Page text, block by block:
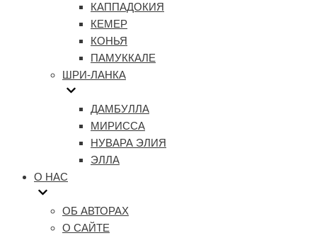
КАППАДОКИЯ
КЕМЕР
КОНЬЯ
ПАМУККАЛЕ
ШРИ-ЛАНКА
ДАМБУЛЛА
МИРИССА
НУВАРА ЭЛИЯ
ЭЛЛА
О НАС
ОБ АВТОРАХ
О САЙТЕ